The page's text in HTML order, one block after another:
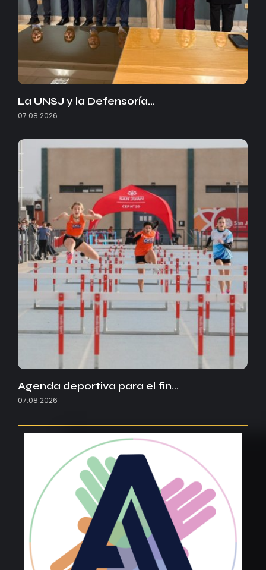
La UNSJ y la Defensoría…
07.08.2026
Agenda deportiva para el fin…
07.08.2026